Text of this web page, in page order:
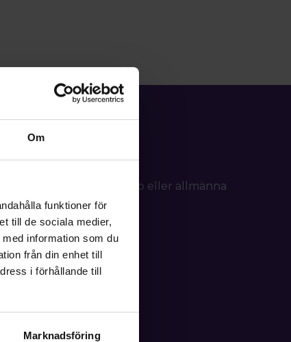
Om
funktioner för
till de sociala medier,
information som du
från din enhet till
i förhållande till
Marknadsföring
om ditt medlemskap eller allmänna